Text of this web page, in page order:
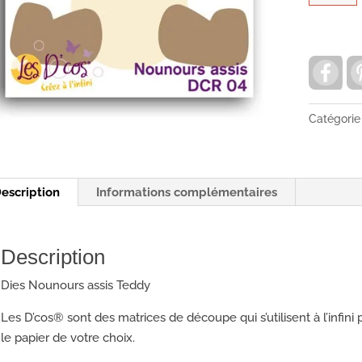
de
découpe
Nounours
c
e
b
o
Catégorie
Informations complémentaires
Description
Dies Nounours assis Teddy
Les D’cos® sont des matrices de découpe qui s’utilisent à
le papier de votre choix.